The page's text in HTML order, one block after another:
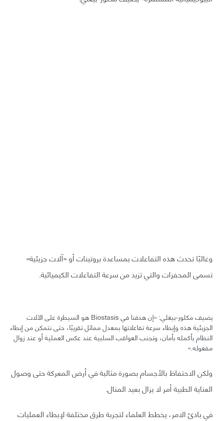
وغالبًا تحدث هذه التفاعلات بمساعدة بروتينات أو «آلات جزيئية»
تسمى المحفزات والتي تزيد من سرعة التفاعلات الكيميائية.
يضيف مكلور-بيغلي: «إن هدفنا في Biostasis هو السيطرة على الآلات
الجزيئية هذه وإبطاء سرعة تفاعلاتها بمعدل مماثل تقريبًا، حتى نتمكن من إبطاء
النظام بأكمله بأمان، وتجنب العواقب السلبية عند عكس العملية أو عند زوال
مفعوله.»
ولكن الاحتفاظ بالأجسام بصورة مثالية في أرض المعركة حتى وصول
العناية الطبية أمر لا يزال بعيد المنال.
في بادئ الامر، يخطط العلماء لتجربة طرق مختلفة لإبطاء العمليات